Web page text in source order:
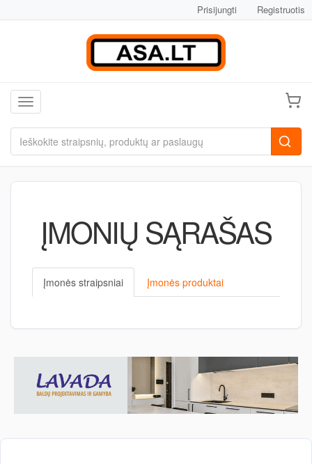
Prisijungti Registruotis
Toggle navigation
ĮMONIŲ SĄRAŠAS
Įmonės straipsniai Įmonės produktai